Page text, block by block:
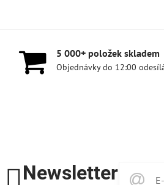
5 000+ položek skladem
Objednávky do 12:00
Newsletter